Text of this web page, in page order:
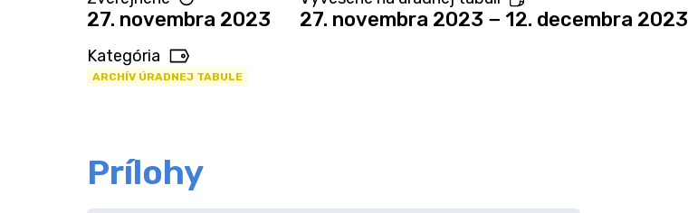
27. novembra 2023 27. novembra 2023 − 12. decembra 2023
Kategória
ARCHÍV ÚRADNEJ TABULE
Prílohy